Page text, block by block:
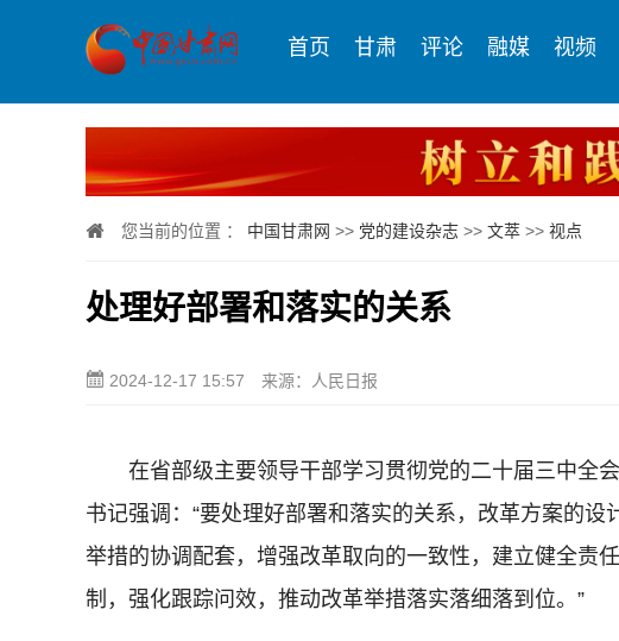
首页 甘肃 评论 融媒 视频
您当前的位置 ： 中国甘肃网 >> 党的建设杂志 >> 文萃 >> 视点
处理好部署和落实的关系
2024-12-17 15:57 来源：人民日报
在省部级主要领导干部学习贯彻党的二十届三中全
书记强调：“要处理好部署和落实的关系，改革方案的
举措的协调配套，增强改革取向的一致性，建立健全责
制，强化跟踪问效，推动改革举措落实落细落到位。”